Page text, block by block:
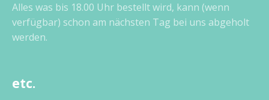
Alles was bis 18.00 Uhr bestellt wird, kann (wenn
verfügbar) schon am nächsten Tag bei uns abgeholt
werden.
etc.